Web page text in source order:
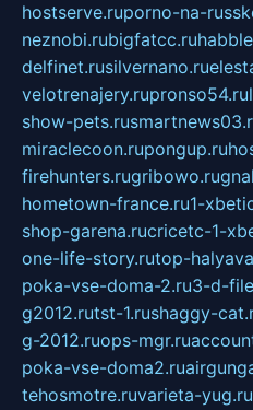
hostserve.ruporno-na-
neznobi.rubigfatcc.ru
delfinet.rusilvernano.ru
velotrenajery.rupronso54.ru
show-pets.ru
miraclecoon.rupongup.ru
firehunters.rugribowo.ru
hometown-france.ru1-
shop-garena.rucricetc-1-
one-life-story.rutop-
poka-vse-doma-2.ru3-d-
g2012.rutst-1.rushaggy-
g-2012.ruops-mgr.ru
poka-vse-doma2.ru
tehosmotre.ruvarieta-yug.ru